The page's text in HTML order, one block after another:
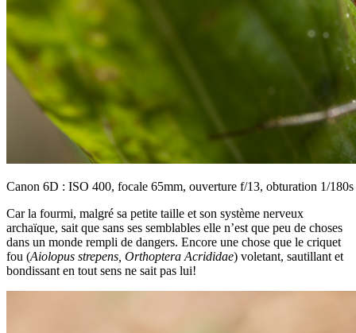
Canon 6D : ISO 400, focale 65mm, ouverture f/13, obturation 1/180s
Car la fourmi, malgré sa petite taille et son système nerveux
archaïque, sait que sans ses semblables elle n’est que peu de choses
dans un monde rempli de dangers. Encore une chose que le criquet
fou (Aiolopus strepens, Orthoptera Acrididae) voletant, sautillant et
bondissant en tout sens ne sait pas lui!